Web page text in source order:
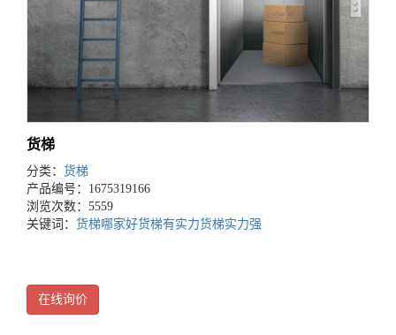
货梯
分类： 货梯
产品编号：1675319166
浏览次数：5559
关键词： 货梯哪家好货梯有实力货梯实力强
在线询价